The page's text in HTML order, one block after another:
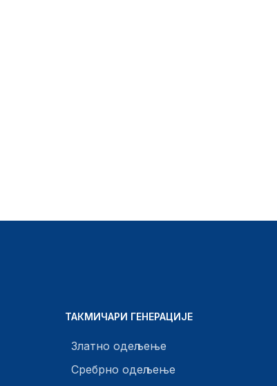
ТАКМИЧАРИ ГЕНЕРАЦИЈЕ
Златно одељење
Сребрно одељење